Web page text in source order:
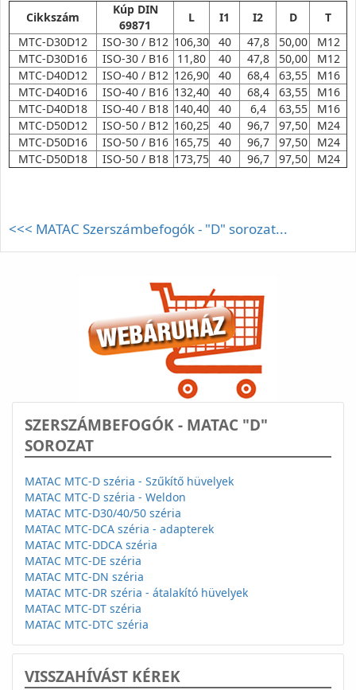
Cikkszám
Kúp DIN
69871
L I1 I2 D
T
MTC-D30D12
ISO-30 / B12 106,30 40 47,8 50,00
M12
MTC-D30D16
ISO-30 / B16 11,80 40 47,8 50,00
M12
MTC-D40D12
ISO-40 / B12 126,90 40 68,4 63,55
M16
MTC-D40D16
ISO-40 / B16 132,40 40 68,4 63,55
M16
MTC-D40D18
ISO-40 / B18 140,40 40 6,4 63,55
M16
MTC-D50D12
ISO-50 / B12 160,25 40 96,7 97,50
M24
MTC-D50D16
ISO-50 / B16 165,75 40 96,7 97,50
M24
MTC-D50D18
ISO-50 / B18 173,75 40 96,7 97,50 M24
<<< MATAC Szerszámbefogók - "D" sorozat...
SZERSZÁMBEFOGÓK - MATAC "D"
SOROZAT
MATAC MTC-D széria - Szűkítő hüvelyek
MATAC MTC-D széria - Weldon
MATAC MTC-D30/40/50 széria
MATAC MTC-DCA széria - adapterek
MATAC MTC-DDCA széria
MATAC MTC-DE széria
MATAC MTC-DN széria
MATAC MTC-DR széria - átalakító hüvelyek
MATAC MTC-DT széria
MATAC MTC-DTC széria
VISSZAHÍVÁST KÉREK